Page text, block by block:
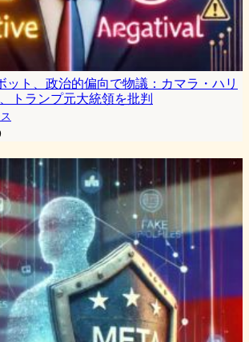
ット、政治的偏向で物議：カマラ・ハリ
トランプ元大統領を批判